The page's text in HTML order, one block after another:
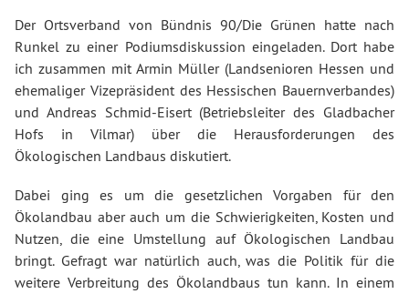
Der Ortsverband von Bündnis 90/Die Grünen hatte nach
Runkel zu einer Podiumsdiskussion eingeladen. Dort habe
ich zusammen mit Armin Müller (Landsenioren Hessen und
ehemaliger Vizepräsident des Hessischen Bauernverbandes)
und Andreas Schmid-Eisert (Betriebsleiter des Gladbacher
Hofs in Vilmar) über die Herausforderungen des
Ökologischen Landbaus diskutiert.
Dabei ging es um die gesetzlichen Vorgaben für den
Ökolandbau aber auch um die Schwierigkeiten, Kosten und
Nutzen, die eine Umstellung auf Ökologischen Landbau
bringt. Gefragt war natürlich auch, was die Politik für die
weitere Verbreitung des Ökolandbaus tun kann. In einem